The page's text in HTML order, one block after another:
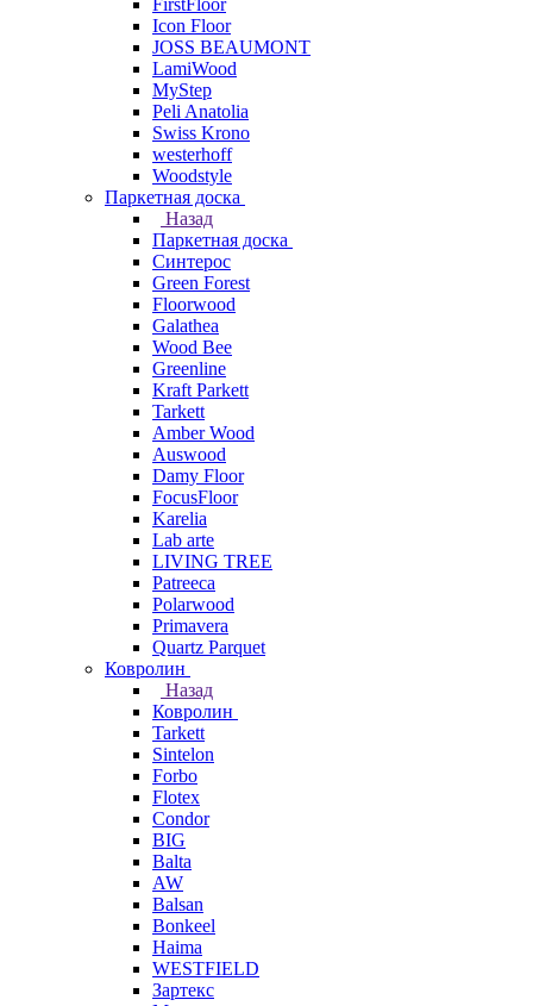
FirstFloor
Icon Floor
JOSS BEAUMONT
LamiWood
MyStep
Peli Anatolia
Swiss Krono
westerhoff
Woodstyle
Паркетная доска
Назад
Паркетная доска
Синтерос
Green Forest
Floorwood
Galathea
Wood Bee
Greenline
Kraft Parkett
Tarkett
Amber Wood
Auswood
Damy Floor
FocusFloor
Karelia
Lab arte
LIVING TREE
Patreeca
Polarwood
Primavera
Quartz Parquet
Ковролин
Назад
Ковролин
Tarkett
Sintelon
Forbo
Flotex
Condor
BIG
Balta
AW
Balsan
Bonkeel
Haima
WESTFIELD
Зартекс